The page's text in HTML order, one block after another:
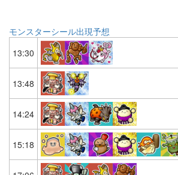
モンスターシール出現予想
13:30
13:48
14:24
15:18